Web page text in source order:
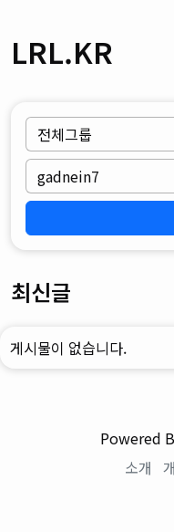
LRL.KR
최신글
게시물이 없습니다.
Powered
소개